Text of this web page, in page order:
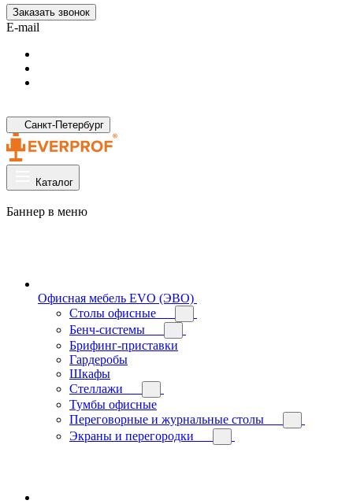
Заказать звонок
E-mail
Санкт-Петербург
Каталог
Баннер в меню
Офисная мебель EVO (ЭВО)
Cтолы офисные
Бенч-системы
Брифинг-приставки
Гардеробы
Шкафы
Стеллажи
Тумбы офисные
Переговорные и журнальные столы
Экраны и перегородки